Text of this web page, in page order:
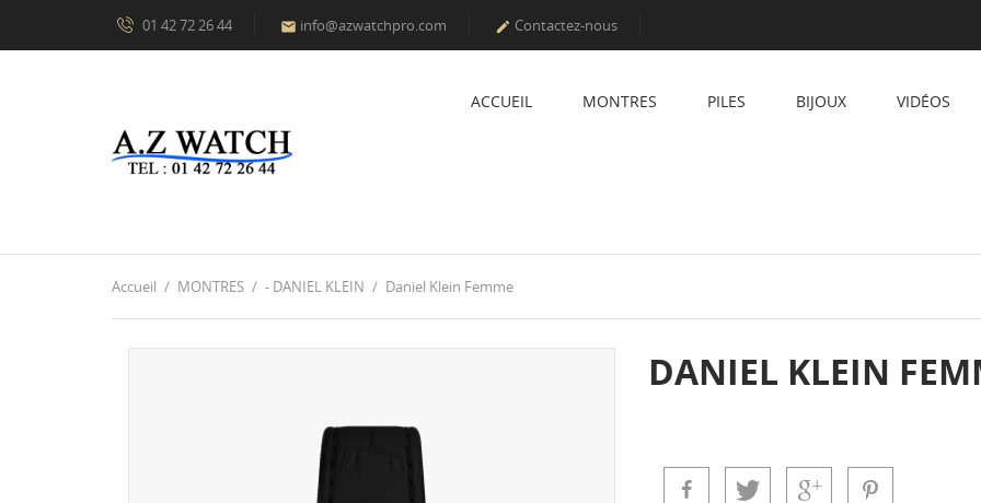
01 42 72 26 44  info@azwatchpro.com  Contactez-nous
ACCUEIL MONTRES PILES BIJOUX VIDÉOS
Accueil MONTRES - DANIEL KLEIN Daniel Klein Femme
DANIEL KLEIN